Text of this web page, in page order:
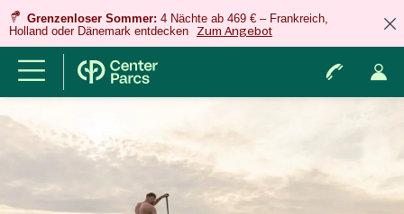
Grenzenloser Sommer: 4 Nächte ab 469 € – Frankreich,
Holland oder Dänemark entdecken
Zum Angebot